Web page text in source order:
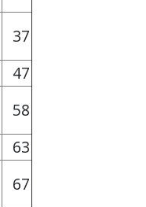
37
47
58
63
67